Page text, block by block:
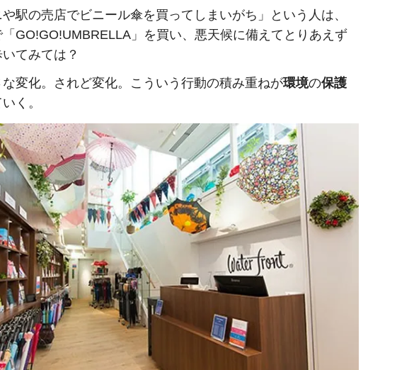
や駅の売店でビニール傘を買ってしまいがち」という人は、
GO!GO!UMBRELLA」を買い、悪天候に備えてとりあえず
てみては？
変化。されど変化。こういう行動の積み重ねが環境の保護
く。